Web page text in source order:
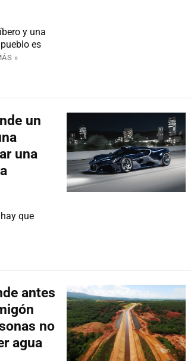
y una
es
»
un
una
que
antes
no
agua